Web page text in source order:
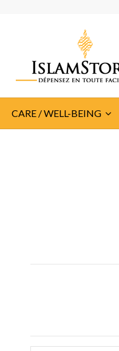
CARE / WELL-BEING